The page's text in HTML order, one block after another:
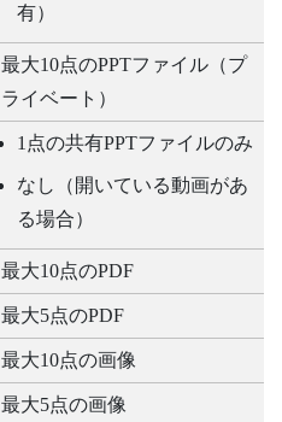
有）
最大10点のPPTファイル（プ
ライベート）
1点の共有PPTファイルのみ
なし（開いている動画があ
る場合）
最大10点のPDF
最大5点のPDF
最大10点の画像
最大5点の画像